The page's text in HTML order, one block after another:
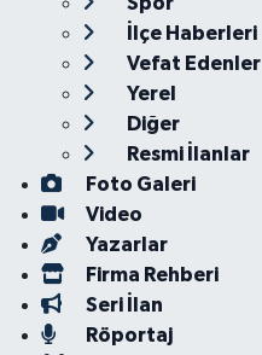
İlçe Haberleri
Vefat Edenler
Yerel
Diğer
Resmi İlanlar
Foto Galeri
Video
Yazarlar
Firma Rehberi
Seri İlan
Röportaj